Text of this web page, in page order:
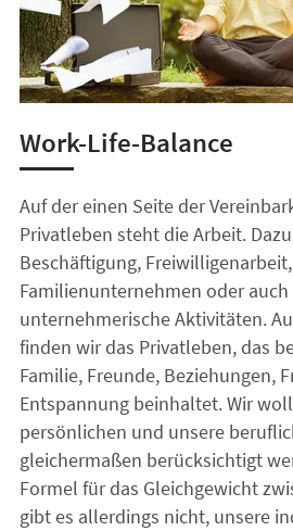
Work-Life-Balance
Auf der einen Seite der
Privatleben steht die Arbeit.
Beschäftigung,
Familienunternehmen oder auch
unternehmerische Aktivitäten.
finden wir das Privatleben, das
Familie, Freunde, Beziehungen,
Entspannung beinhaltet. Wir
persönlichen und unsere
gleichermaßen berücksichtigt
Formel für das Gleichgewicht
gibt es allerdings nicht, unsere